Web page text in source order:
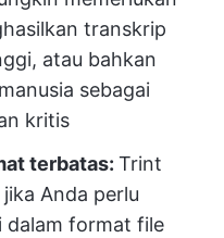
transkrip
atau bahkan
sebagai
kritis
terbatas: Trint
Anda perlu
dalam format file